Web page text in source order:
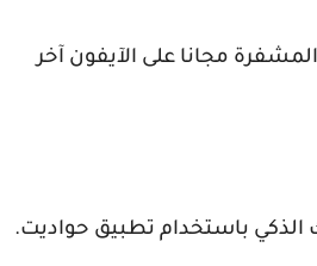
مجانا على الآيفون آخر
الذكي باستخدام تطبيق حواديت.